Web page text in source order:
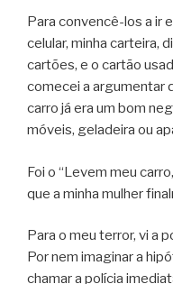
Para convencê-los a ir
celular, minha carteira,
cartões, e o cartão
comecei a argumentar
carro já era um bom
móveis, geladeira ou
Foi o “Levem meu
que a minha mulher
Para o meu terror, vi a
Por nem imaginar a
chamar a polícia